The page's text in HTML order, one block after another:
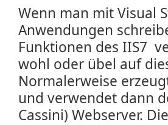
Wenn man mit Visual
Anwendungen
Funktionen des IIS7
wohl oder übel auf
Normalerweise
und verwendet dann
Cassini) Webserver.